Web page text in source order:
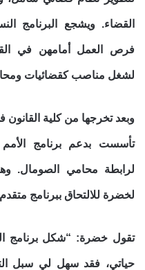
القضاء. ويشجع البرنامج
فرص العمل أمامهن في
لشغل مناصب كقضائيات
وبعد تخرجها من كلية
تأسست بدعم برنامج
لرابطة محامي الصومال.
لخضرة للالتحاق ببرنامج
تقول خضرة: “شكل برنامج
حياتي، فقد سهل لي سبل